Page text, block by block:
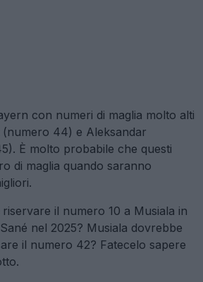
con numeri di maglia molto alti
44) e Aleksandar
È molto probabile che questi
di maglia quando saranno
il numero 10 a Musiala in
nel 2025? Musiala dovrebbe
il numero 42? Fatecelo sapere